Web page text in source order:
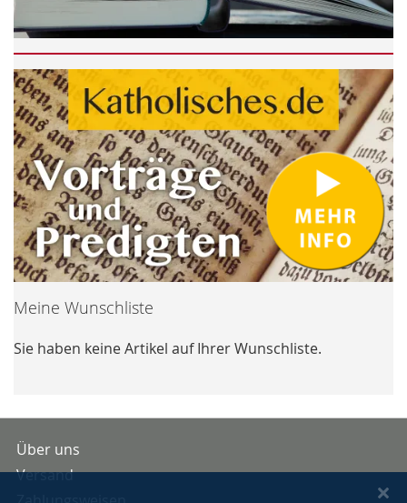
Meine Wunschliste
Sie haben keine Artikel auf Ihrer Wunschliste.
Über uns
Versand